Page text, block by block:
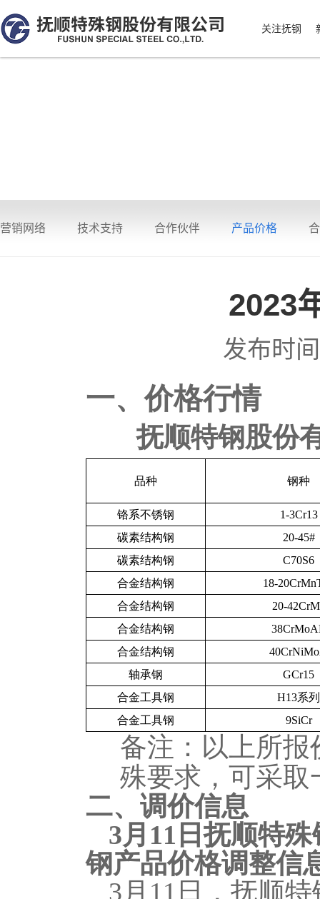
关注抚钢
营销网络 技术支持 合作伙伴 产品价格
2023
发布时
一、价格行情
抚顺特钢股份
品种 钢种
铬系不锈钢
1-3Cr13
碳素结构钢
20-45#
碳素结构钢
C70S6
合金结构钢
18-
合金结构钢
20-
合金结构钢
合金结构钢
轴承钢
GCr15
合金工具钢
H13系列
合金工具钢
9SiCr
备注：以上所
殊要求，可采
二、调价信息
3月11日抚顺特
钢产品价格调整信
3月11日，抚顺